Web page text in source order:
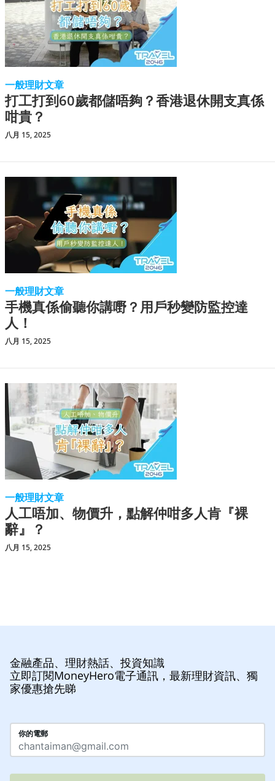
一般理財文章
打工打到60歲都儲唔夠？香港退休開支真係
咁貴？
八月 15, 2025
一般理財文章
手機真係偷聽你講嘢？用戶秒變防監控達
人！
八月 15, 2025
一般理財文章
人工唔加、物價升，點解仲咁多人肯『裸
辭』？
八月 15, 2025
金融產品、理財熱話、投資知識
立即訂閱MoneyHero電子通訊，最新理財資訊、獨
家優惠搶先睇